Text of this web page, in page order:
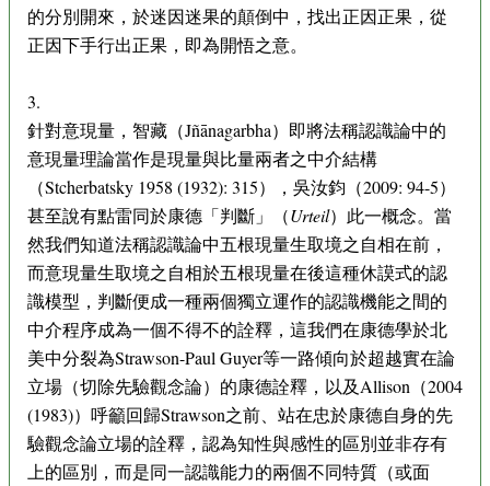
的分別開來，於迷因迷果的顛倒中，找出正因正果，從
正因下手行出正果，即為開悟之意。
3.
針對意現量，智藏（Jñānagarbha）即將法稱認識論中的
意現量理論當作是現量與比量兩者之中介結構
（Stcherbatsky 1958 (1932): 315），吳汝鈞（2009: 94-5）
甚至說有點雷同於康德「判斷」（Urteil）此一概念。當
然我們知道法稱認識論中五根現量生取境之自相在前，
而意現量生取境之自相於五根現量在後這種休謨式的認
識模型，判斷便成一種兩個獨立運作的認識機能之間的
中介程序成為一個不得不的詮釋，這我們在康德學於北
美中分裂為Strawson-Paul Guyer等一路傾向於超越實在論
立場（切除先驗觀念論）的康德詮釋，以及Allison（2004
(1983)）呼籲回歸Strawson之前、站在忠於康德自身的先
驗觀念論立場的詮釋，認為知性與感性的區別並非存有
上的區別，而是同一認識能力的兩個不同特質（或面